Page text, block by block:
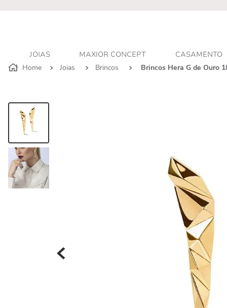
JOIAS MAXIOR CONCEPT
CASAMENTO
Joias
Brincos Brincos Hera G de Ouro